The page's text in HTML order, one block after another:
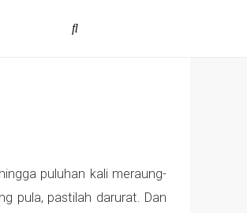
puluhan kali meraung-
pula, pastilah darurat. Dan